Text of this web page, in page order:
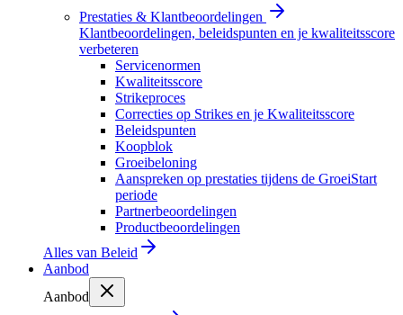
Prestaties & Klantbeoordelingen
Klantbeoordelingen, beleidspunten en je kwaliteitsscore
verbeteren
Servicenormen
Kwaliteitsscore
Strikeproces
Correcties op Strikes en je Kwaliteitsscore
Beleidspunten
Koopblok
Groeibeloning
Aanspreken op prestaties tijdens de GroeiStart
periode
Partnerbeoordelingen
Productbeoordelingen
Alles van Beleid
Aanbod
Aanbod